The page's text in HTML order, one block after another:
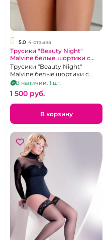
5.0 4 отзыва
Трусики "Beauty Night"
Malvine белые шортики с
кружевом на ленте размер
48-50
Трусики "Beauty Night"
Malvine белые шортики с
кружевом на ленте размер
48-50
В наличии: 1 шт.
1 500 pуб.
В корзину